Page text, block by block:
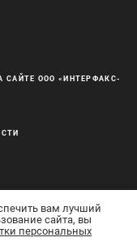
САЙТЕ ООО «ИНТЕРФАКС-
вам лучший
сайта, вы
персональных